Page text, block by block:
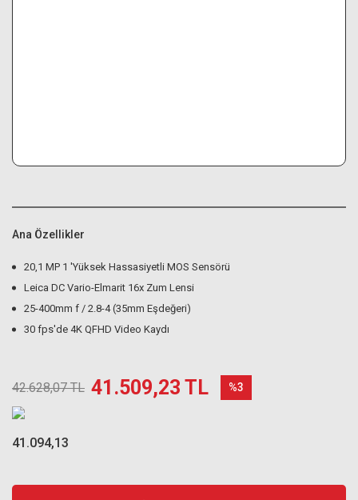
Ana Özellikler
20,1 MP 1 'Yüksek Hassasiyetli MOS Sensörü
Leica DC Vario-Elmarit 16x Zum Lensi
25-400mm f / 2.8-4 (35mm Eşdeğeri)
30 fps'de 4K QFHD Video Kaydı
42.628,07 TL 41.509,23 TL %3
41.094,13